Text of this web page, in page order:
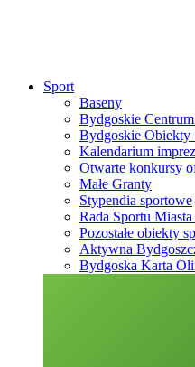
Sport
Baseny
Bydgoskie
Bydgoskie Obiekty
Kalendarium
Otwarte konkursy
Małe Granty
Stypendia sportowe
Rada Sportu
Pozostałe obiekty
Aktywna
Bydgoska Karta